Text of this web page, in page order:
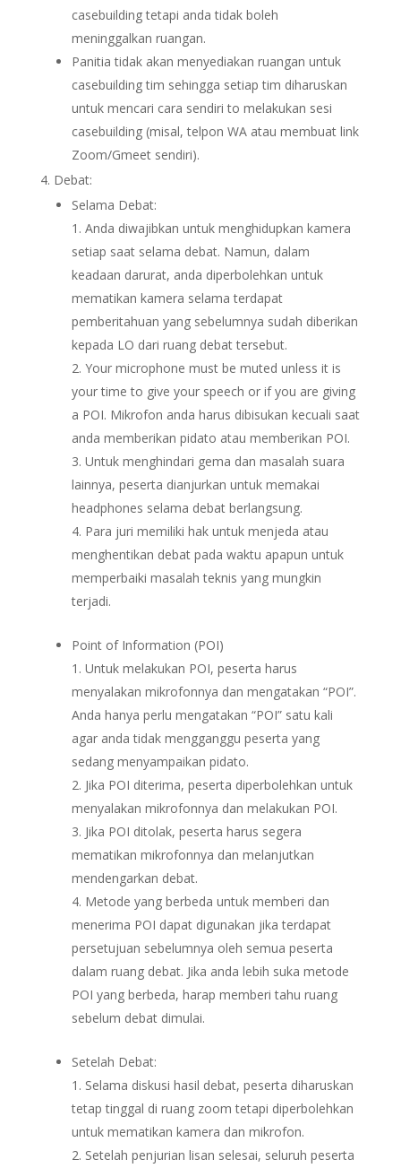
casebuilding tetapi anda tidak boleh
meninggalkan ruangan.
Panitia tidak akan menyediakan ruangan untuk
casebuilding tim sehingga setiap tim diharuskan
untuk mencari cara sendiri to melakukan sesi
casebuilding (misal, telpon WA atau membuat link
Zoom/Gmeet sendiri).
Debat:
Selama Debat:
Anda diwajibkan untuk menghidupkan kamera
setiap saat selama debat. Namun, dalam
keadaan darurat, anda diperbolehkan untuk
mematikan kamera selama terdapat
pemberitahuan yang sebelumnya sudah diberikan
kepada LO dari ruang debat tersebut.
Your microphone must be muted unless it is
your time to give your speech or if you are giving
a POI. Mikrofon anda harus dibisukan kecuali saat
anda memberikan pidato atau memberikan POI.
Untuk menghindari gema dan masalah suara
lainnya, peserta dianjurkan untuk memakai
headphones selama debat berlangsung.
Para juri memiliki hak untuk menjeda atau
menghentikan debat pada waktu apapun untuk
memperbaiki masalah teknis yang mungkin
terjadi.
Point of Information (POI)
Untuk melakukan POI, peserta harus
menyalakan mikrofonnya dan mengatakan “POI”.
Anda hanya perlu mengatakan “POI” satu kali
agar anda tidak mengganggu peserta yang
sedang menyampaikan pidato.
Jika POI diterima, peserta diperbolehkan untuk
menyalakan mikrofonnya dan melakukan POI.
Jika POI ditolak, peserta harus segera
mematikan mikrofonnya dan melanjutkan
mendengarkan debat.
Metode yang berbeda untuk memberi dan
menerima POI dapat digunakan jika terdapat
persetujuan sebelumnya oleh semua peserta
dalam ruang debat. Jika anda lebih suka metode
POI yang berbeda, harap memberi tahu ruang
sebelum debat dimulai.
Setelah Debat:
Selama diskusi hasil debat, peserta diharuskan
tetap tinggal di ruang zoom tetapi diperbolehkan
untuk mematikan kamera dan mikrofon.
Setelah penjurian lisan selesai, seluruh peserta